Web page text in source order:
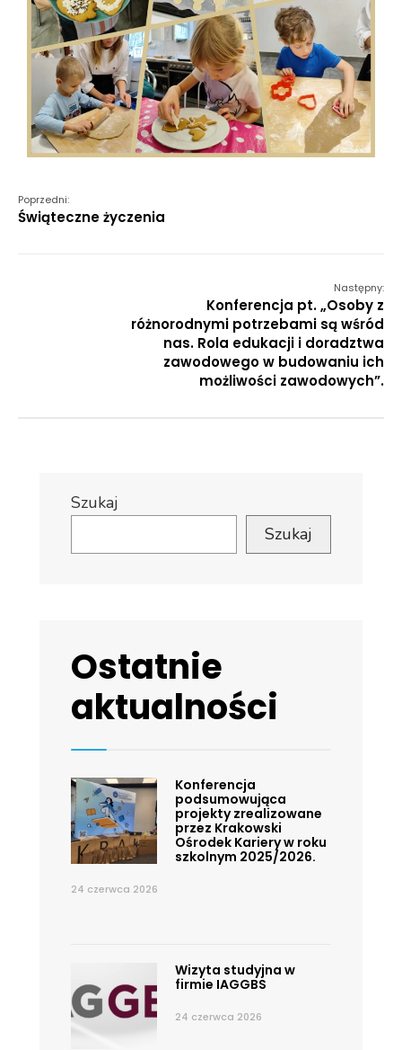
Poprzedni:
Świąteczne życzenia
Następny:
Konferencja pt. „Osoby z
różnorodnymi potrzebami są wśród
nas. Rola edukacji i doradztwa
zawodowego w budowaniu ich
możliwości zawodowych”.
Szukaj
Szukaj
Ostatnie
aktualności
Konferencja
podsumowująca
projekty zrealizowane
przez Krakowski
Ośrodek Kariery w roku
szkolnym 2025/2026.
24 czerwca 2026
Wizyta studyjna w
firmie IAGGBS
24 czerwca 2026